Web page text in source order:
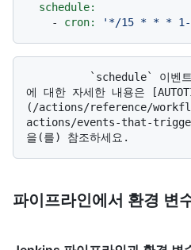
schedule:
-
cron: '*/15 * * *
에 대한 자세한 내용은
(/actions/reference/
actions/events-that-
파이프라인에서 환경 변